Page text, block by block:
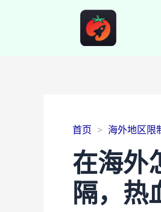
首页 海外地区限
在海外
隔，热